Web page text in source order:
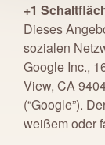
+1
Dieses
sozialen
Google Inc.,
View, CA
(“Google”).
weißem oder